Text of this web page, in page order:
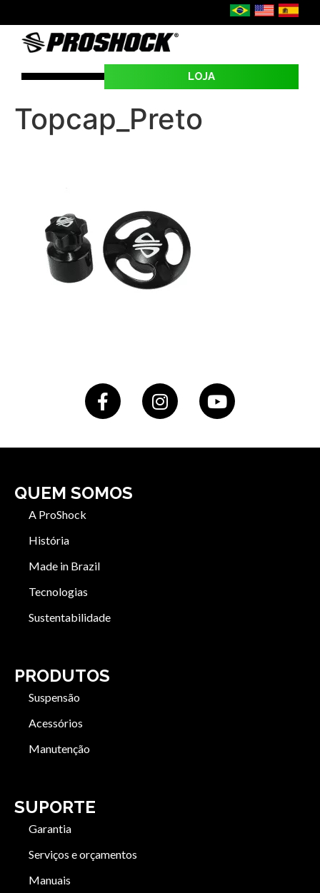
LOJA
Topcap_Preto
QUEM SOMOS
A ProShock
História
Made in Brazil
Tecnologias
Sustentabilidade
PRODUTOS
Suspensão
Acessórios
Manutenção
SUPORTE
Garantia
Serviços e orçamentos
Manuais